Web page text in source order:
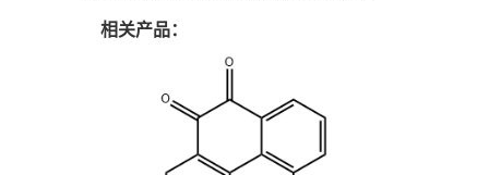
相关产品：